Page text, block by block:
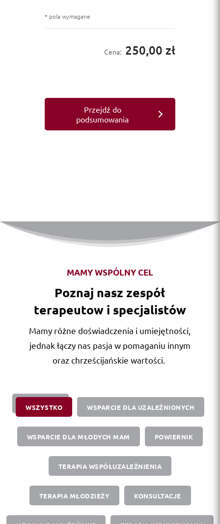
* pola wymagane
Cena: 250,00 zł
Przejdź do
podsumowania
MAMY WSPÓLNY CEL
Poznaj nasz zespół
terapeutow i specjalistów
Mamy różne doświadczenia i umiejętności,
jednak łączy nas pasja w pomaganiu innym
oraz chrześcijańskie wartości.
WSZYSTKO WSPARCIE DLA UZALEŻNIONYCH
WSPARCIE DLA MŁODYCH MAM POWIERNIK
TERAPIA WSPÓŁUZALEŻNIENIA
TERAPIA MŁODZIEŻY KONSULTACJE